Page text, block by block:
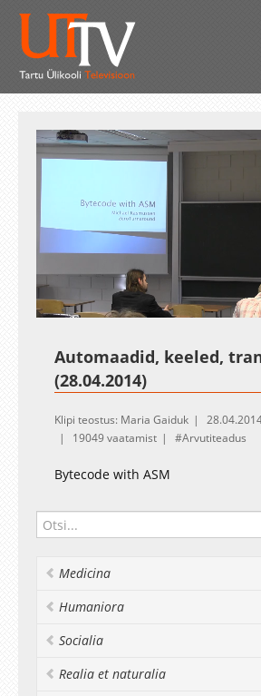
UnmuteLoaded
0.27%
Automaadid, keeled,
(28.04.2014)
Klipi teostus: Maria Gaiduk
19049 vaatamist
Arvutiteadus
Bytecode with ASM
Medicina
Humaniora
Socialia
Realia et naturalia